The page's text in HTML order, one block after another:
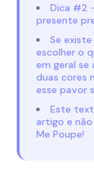
Dica #2
presente
Se
escolher o
em geral se
duas cores
esse pavor
Este
artigo e
Me Poupe!